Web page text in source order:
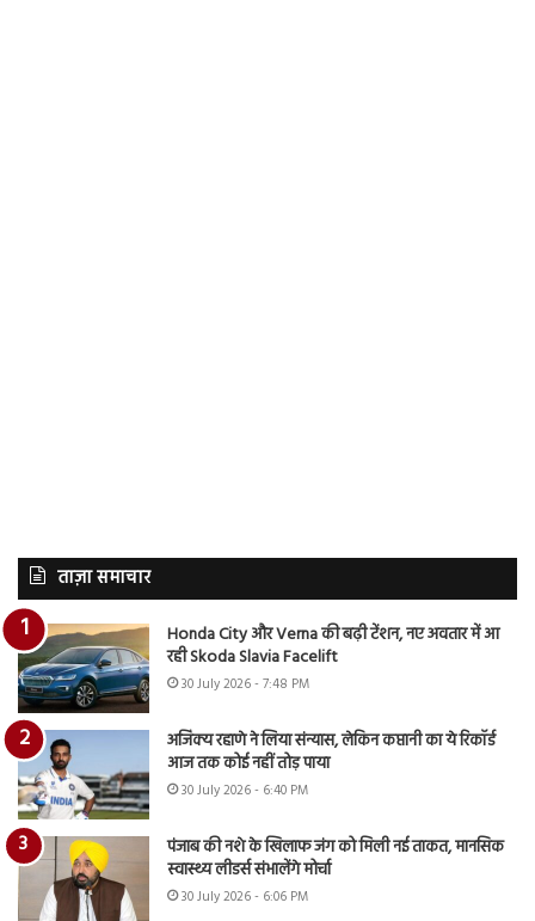
ताज़ा समाचार
Honda City और Verna की बढ़ी टेंशन, नए अवतार में आ
रही Skoda Slavia Facelift
30 July 2026 - 7:48 PM
अजिंक्य रहाणे ने लिया संन्यास, लेकिन कप्तानी का ये रिकॉर्ड
आज तक कोई नहीं तोड़ पाया
30 July 2026 - 6:40 PM
पंजाब की नशे के खिलाफ जंग को मिली नई ताकत, मानसिक
स्वास्थ्य लीडर्स संभालेंगे मोर्चा
30 July 2026 - 6:06 PM